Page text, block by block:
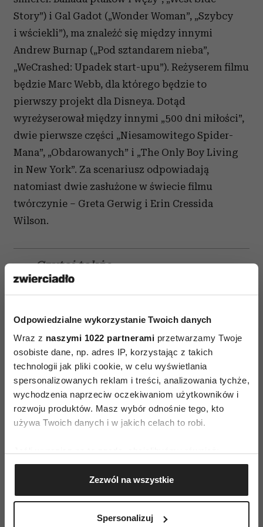
Odpowiedzialne wykorzystanie Twoich danych
Wraz z naszymi 1022 partnerami przetwarzamy Twoje
osobiste dane, np. adres IP, korzystając z takich
technologii jak pliki cookie, w celu wyświetlania
spersonalizowanych reklam i treści, analizowania tychże,
wychodzenia naprzeciw oczekiwaniom użytkowników i
rozwoju produktów. Masz wybór odnośnie tego, kto
używa Twoich danych i w jakich celach to robi.
Gromadzić dane dotyczące Twojej lokalizacji
geograficznej z dokładnością nawet do kilku metrów
Identyfikować Twoje urządzenie, aktywnie
(fingerprinting, czyli wirtualny odcisk palca)
Zezwól na wszystkie
Spersonalizuj
Story”) i Gal Gadot („Wonder Woman”, „Szybcy
i wściekli”), ma znaleźć się między innymi
Andrew Burnap („Pod sztandarem nieba”,
„WeCrashed: Upadek start-upu”). Reżyserem filmu
będzie Marc Webb, dla którego będzie to
pierwszy projekt dla Disneya. Dotąd
wyreżyserował między innymi „500 dni miłości”,
dwie pierwsze części „Niesamowitego Spider-
Mana”, „Obdarowanych” i „The Only Boy Living
in New York”. Za scenariusz odpowiadają
natomiast dwie zasłużone w świecie filmu
twórczynie – Greta Gerwig i Erin Cressida
Wilson.
Czytaj także
„The Bear”, „Zbrodnie po
sąsiedzku”, „Mandalorianin”
i wiele innych. Oto najlepsze